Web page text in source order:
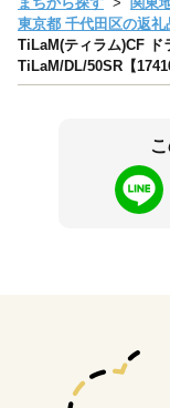
東京都 千代田区の返礼
TiLaM(ティラム)CF
TiLaM/DL/50SR【